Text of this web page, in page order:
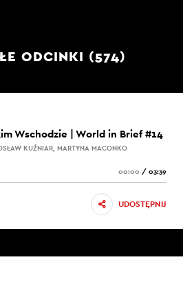
ODCINKI (574)
Wschodzie | World in Brief #14
KUŹNIAR, MARTYNA MACONKO
00:00 / 03:39
UDOSTĘPNIJ